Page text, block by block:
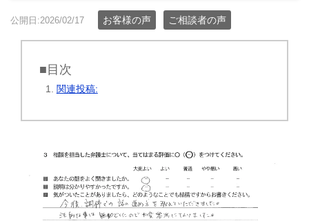
公開日:2026/02/17 お客様の声 ご相談者の声
■目次
関連投稿: